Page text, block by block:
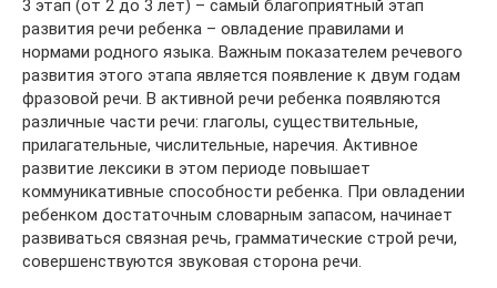
3 этап (от 2 до 3 лет) – самый благоприятный этап
развития речи ребенка – овладение правилами и
нормами родного языка. Важным показателем речевого
развития этого этапа является появление к двум годам
фразовой речи. В активной речи ребенка появляются
различные части речи: глаголы, существительные,
прилагательные, числительные, наречия. Активное
развитие лексики в этом периоде повышает
коммуникативные способности ребенка. При овладении
ребенком достаточным словарным запасом, начинает
развиваться связная речь, грамматические строй речи,
совершенствуются звуковая сторона речи.